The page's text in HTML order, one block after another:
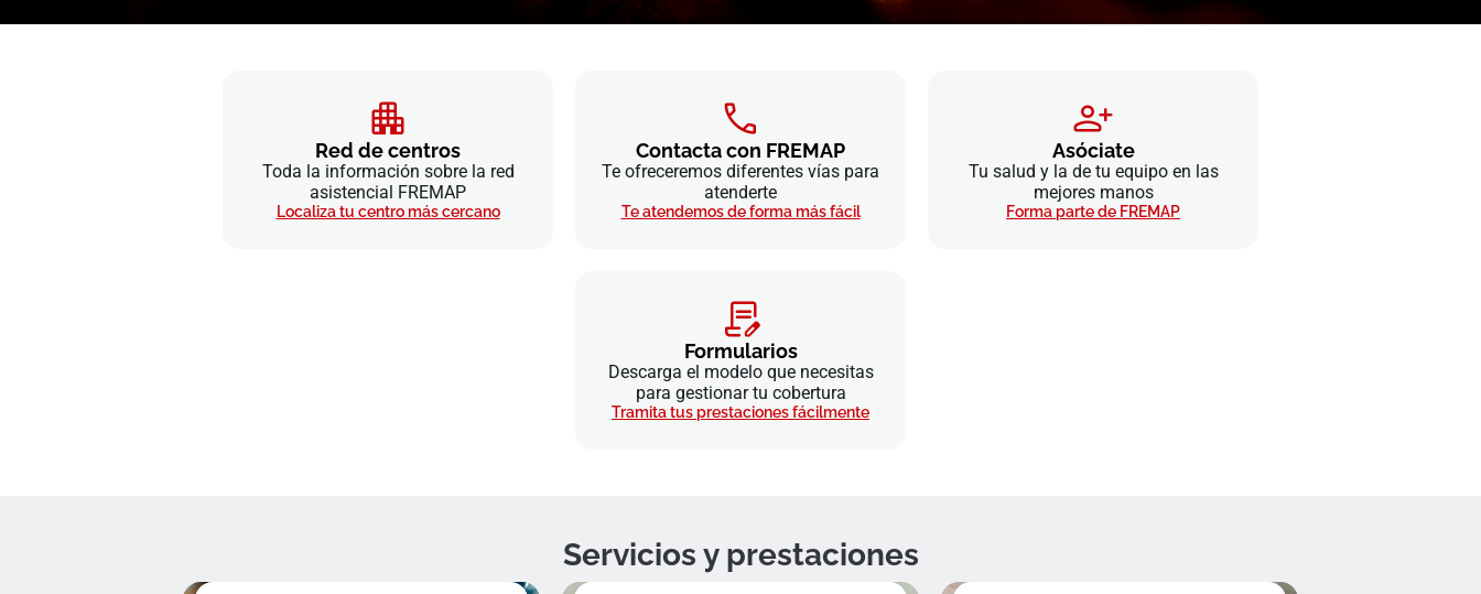
Red de centros
Toda la información sobre la red
asistencial FREMAP
Localiza tu centro más cercano
Contacta con FREMAP
Te ofreceremos diferentes vías para
atenderte
Te atendemos de forma más fácil
Asóciate
Tu salud y la de tu equipo en las
mejores manos
Forma parte de FREMAP
Formularios
Descarga el modelo que necesitas
para gestionar tu cobertura
Tramita tus prestaciones fácilmente
Servicios y prestaciones